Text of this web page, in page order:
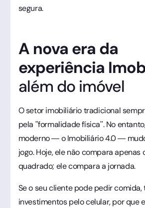
segura.
A nova era da
experiência
além do imóvel
O setor imobiliário tradicional
pela "formalidade física". No
moderno — o Imobiliário 4.0 —
jogo. Hoje, ele não compara
quadrado; ele compara a jornada.
Se o seu cliente pode pedir
investimentos pelo celular, por que